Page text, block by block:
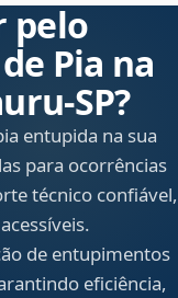
pelo
Pia na
entupida na sua
para ocorrências
técnico confiável,
de entupimentos
eficiência,